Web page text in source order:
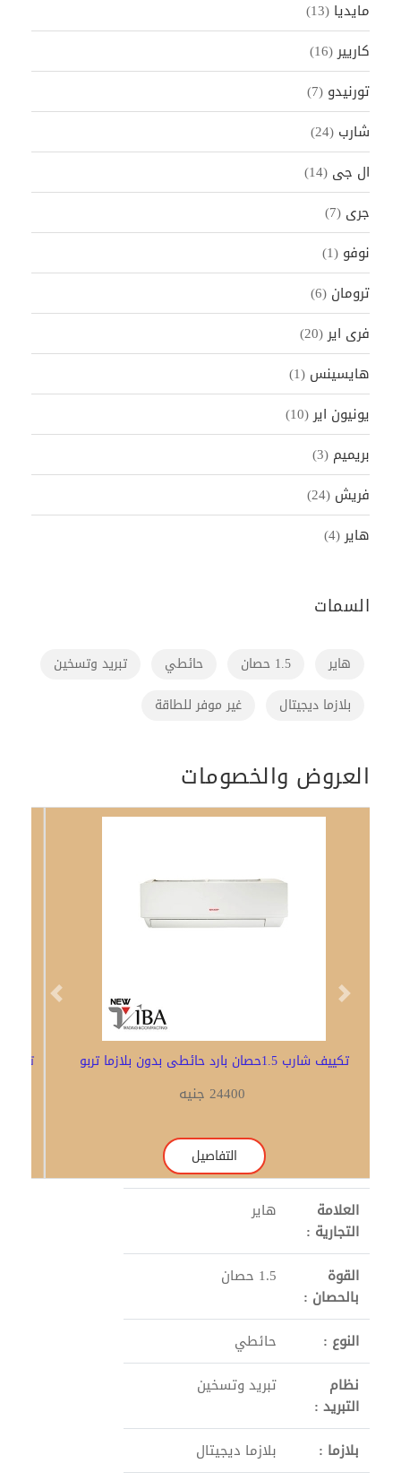
مايديا (13)
كاريير(16)
تورنيدو (7)
شارب (24)
ال جى (14)
جرى (7)
نوفو (1)
ترومان (6)
فرى اير(20)
هايسينس (1)
يونيون اير(10)
بريميم (3)
فريش (24)
هاير(4)
السمات
هاير 1.5 حصان حائطي
تبريد وتسخين
بلازما ديجيتال
غير موفر للطاقة
العروض والخصومات
تكييف شارب 1.5حصان بارد حائطى بدون بلازما تربو
24400 جنيه
التفاصيل
Previous Next
العلامة
التجارية :
هاير
القوة
بالحصان :
1.5 حصان
النوع :
حائطي
نظام
التبريد :
تبريد وتسخين
بلازما :
بلازما ديجيتال